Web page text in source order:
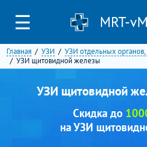
☰ MRT-
Главная УЗИ
УЗИ отдельных органов,
УЗИ щитовидной железы
УЗИ щитовидной
Скидка до
на УЗИ